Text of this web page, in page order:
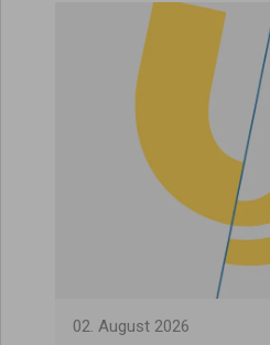
02.August 2026